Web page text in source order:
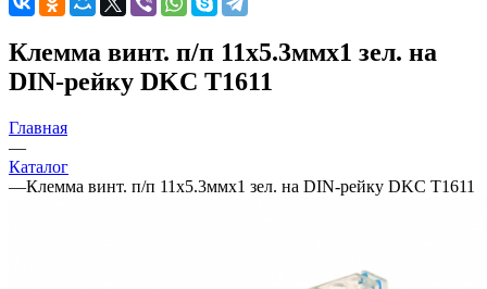
Клемма винт. п/п 11х5.3ммх1 зел. на
DIN-рейку DKC T1611
Главная
—
Каталог
—Клемма винт. п/п 11х5.3ммх1 зел. на DIN-рейку DKC T1611